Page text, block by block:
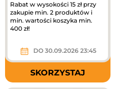
Rabat w wysokości 15 zł przy
zakupie min. 2 produktów i
min. wartości koszyka min.
400 zł!
DO 30.09.2026 23:45
SKORZYSTAJ